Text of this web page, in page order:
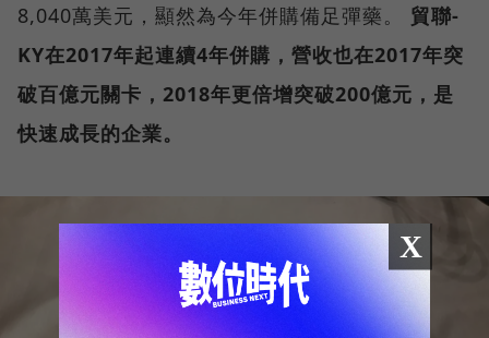
8,040萬美元，顯然為今年併購備足彈藥。 貿聯-
KY在2017年起連續4年併購，營收也在2017年突
破百億元關卡，2018年更倍增突破200億元，是
快速成長的企業。
X